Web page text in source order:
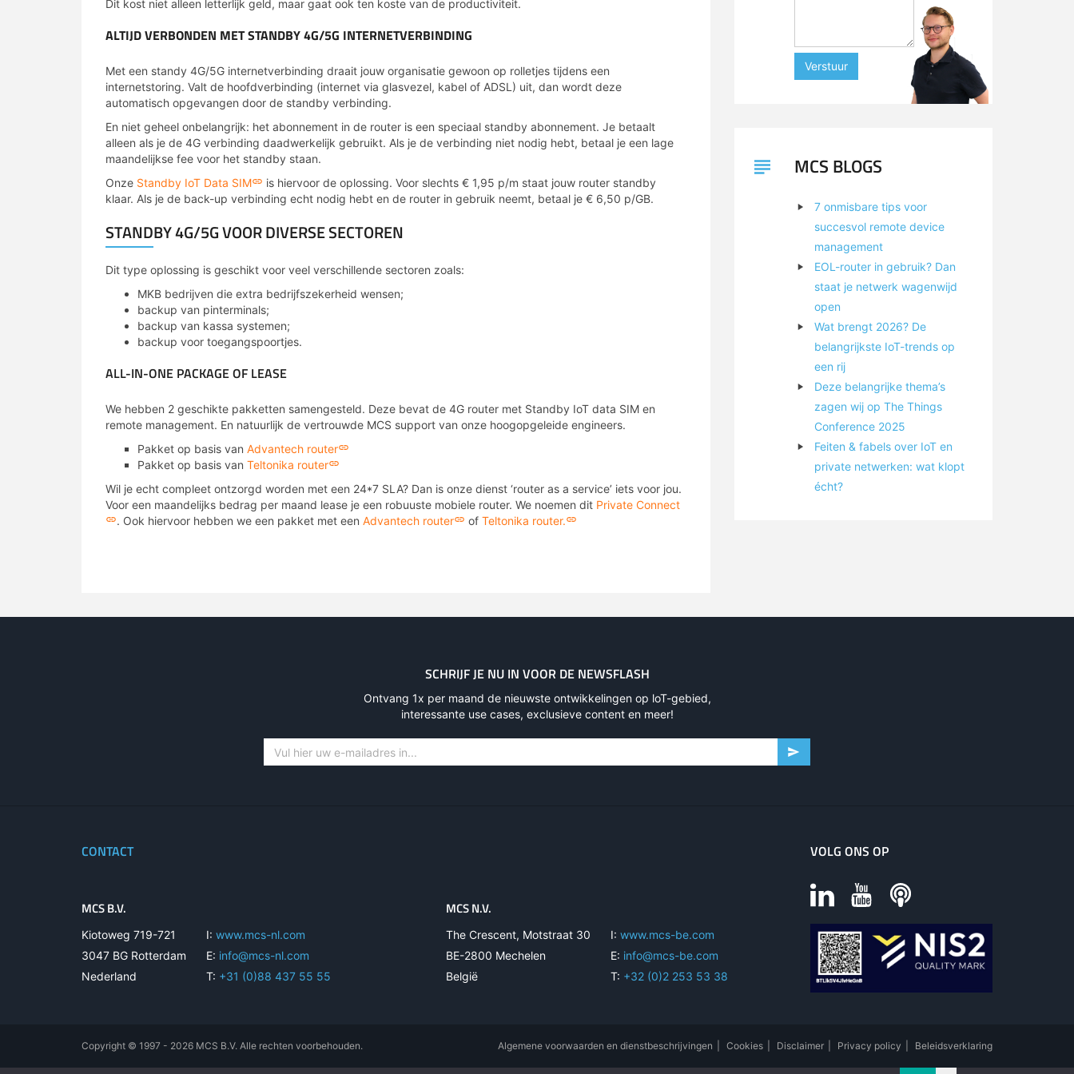
Dit kost niet alleen letterlijk geld, maar gaat ook ten koste van de productiviteit.
ALTIJD VERBONDEN MET STANDBY 4G/5G INTERNETVERBINDING
Met een standy 4G/5G internetverbinding draait jouw organisatie gewoon op rolletjes tijdens een
internetstoring. Valt de hoofdverbinding (internet via glasvezel, kabel of ADSL) uit, dan wordt deze
automatisch opgevangen door de standby verbinding.
En niet geheel onbelangrijk: het abonnement in de router is een speciaal standby abonnement. Je betaalt
alleen als je de 4G verbinding daadwerkelijk gebruikt. Als je de verbinding niet nodig hebt, betaal je een lage
maandelijkse fee voor het standby staan.
Onze Standby IoT Data SIM
is hiervoor de oplossing. Voor slechts € 1,95 p/m staat jouw router standby
klaar. Als je de back-up verbinding echt nodig hebt en de router in gebruik neemt, betaal je € 6,50 p/GB.
STANDBY 4G/5G VOOR DIVERSE SECTOREN
Dit type oplossing is geschikt voor veel verschillende sectoren zoals:
MKB bedrijven die extra bedrijfszekerheid wensen;
backup van pinterminals;
backup van kassa systemen;
backup voor toegangspoortjes.
ALL-IN-ONE PACKAGE OF LEASE
We hebben 2 geschikte pakketten samengesteld. Deze bevat de 4G router met Standby IoT data SIM en
remote management. En natuurlijk de vertrouwde MCS support van onze hoogopgeleide engineers.
Pakket op basis van Advantech router
Pakket op basis van Teltonika router
Wil je echt compleet ontzorgd worden met een 24*7 SLA? Dan is onze dienst ‘router as a service’ iets voor jou.
Voor een maandelijks bedrag per maand lease je een robuuste mobiele router. We noemen dit Private Connect
. Ook hiervoor hebben we een pakket met een Advantech router of Teltonika router.
Verstuur
MCS BLOGS
7 onmisbare tips voor
succesvol remote device
management
EOL-router in gebruik? Dan
staat je netwerk wagenwijd
open
Wat brengt 2026? De
belangrijkste IoT-trends op
een rij
Deze belangrijke thema’s
zagen wij op The Things
Conference 2025
Feiten & fabels over IoT en
private netwerken: wat klopt
écht?
SCHRIJF JE NU IN VOOR DE NEWSFLASH
Ontvang 1x per maand de nieuwste ontwikkelingen op loT-gebied,
interessante use cases, exclusieve content en meer!
CONTACT
MCS B.V.
Kiotoweg 719-721
3047 BG Rotterdam
Nederland
I: www.mcs-nl.com
E: info@mcs-nl.com
T: +31 (0)88 437 55 55
MCS N.V.
The Crescent, Motstraat 30
BE-2800 Mechelen
België
I: www.mcs-be.com
E: info@mcs-be.com
T: +32 (0)2 253 53 38
VOLG ONS OP
Algemene voorwaarden en dienstbeschrijvingen Cookies Disclaimer Privacy policy Beleidsverklaring
Copyright © 1997 - 2026 MCS B.V. Alle rechten voorbehouden.